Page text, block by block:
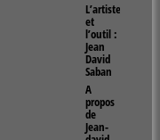
L’artiste
et
l’outil :
Jean
David
Saban
A
propos
de
Jean-